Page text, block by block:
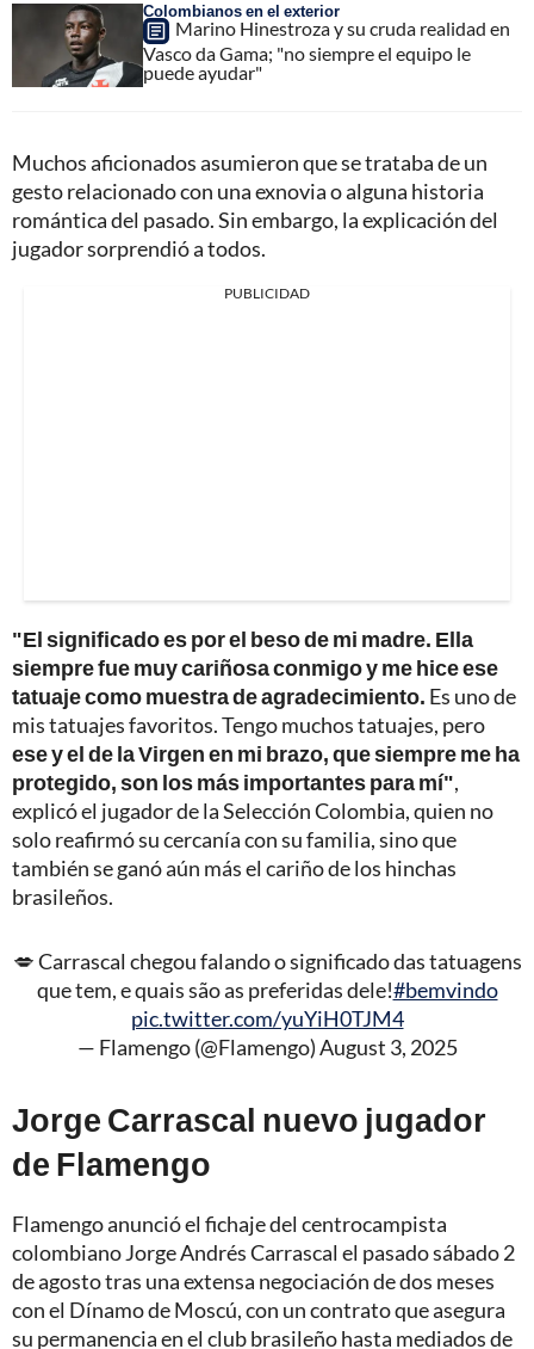
Colombianos en el exterior
Marino Hinestroza y su cruda realidad en
Vasco da Gama; "no siempre el equipo le
puede ayudar"
Muchos aficionados asumieron que se trataba de un
gesto relacionado con una exnovia o alguna historia
romántica del pasado. Sin embargo, la explicación del
jugador sorprendió a todos.
PUBLICIDAD
"El significado es por el beso de mi madre. Ella
siempre fue muy cariñosa conmigo y me hice ese
tatuaje como muestra de agradecimiento. Es uno de
mis tatuajes favoritos. Tengo muchos tatuajes, pero
ese y el de la Virgen en mi brazo, que siempre me ha
protegido, son los más importantes para mí",
explicó el jugador de la Selección Colombia, quien no
solo reafirmó su cercanía con su familia, sino que
también se ganó aún más el cariño de los hinchas
brasileños.
💋 Carrascal chegou falando o significado das tatuagens
que tem, e quais são as preferidas dele!#bemvindo
pic.twitter.com/yuYiH0TJM4
— Flamengo (@Flamengo)August 3, 2025
Jorge Carrascal nuevo jugador
de Flamengo
Flamengo anunció el fichaje del centrocampista
colombiano Jorge Andrés Carrascal el pasado sábado 2
de agosto tras una extensa negociación de dos meses
con el Dínamo de Moscú, con un contrato que asegura
su permanencia en el club brasileño hasta mediados de